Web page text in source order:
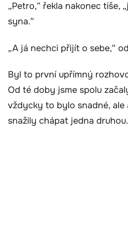
„Petro,“ řekla nakonec tiše,
syna.“
„A já nechci přijít o sebe,“
Byl to první upřímný
Od té doby jsme spolu
vždycky to bylo snadné, ale
snažily chápat jedna druhou.